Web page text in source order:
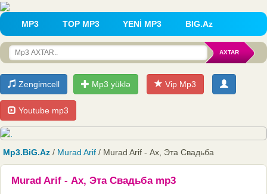
MP3 TOP MP3 YENİ MP3 BIG.Az
Zengimcell Mp3 yüklə Vip Mp3
Youtube mp3
Mp3.BiG.Az / Murad Arif / Murad Arif - Ах, Эта Свадьба
Murad Arif - Ах, Эта Свадьба mp3